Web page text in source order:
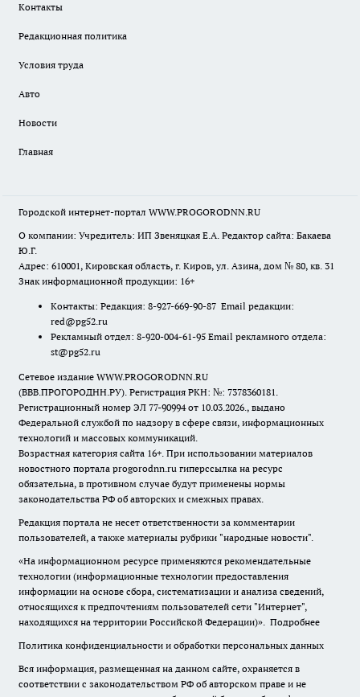
Контакты
Редакционная политика
Условия труда
Авто
Новости
Главная
Городской интернет-портал WWW.PROGORODNN.RU
О компании: Учредитель: ИП Звеняцкая Е.А. Редактор сайта: Бакаева
Ю.Г.
Адрес: 610001, Кировская область, г. Киров, ул. Азина, дом № 80, кв. 31
Знак информационной продукции: 16+
Контакты: Редакция: 8-927-669-90-87 Email редакции:
red@pg52.ru
Рекламный отдел: 8-920-004-61-95 Email рекламного отдела:
st@pg52.ru
Сетевое издание WWW.PROGORODNN.RU
(ВВВ.ПРОГОРОДНН.РУ). Регистрация РКН: №: 7378360181.
Регистрационный номер ЭЛ 77-90994 от 10.03.2026., выдано
Федеральной службой по надзору в сфере связи, информационных
технологий и массовых коммуникаций.
Возрастная категория сайта 16+. При использовании материалов
новостного портала progorodnn.ru гиперссылка на ресурс
обязательна, в противном случае будут применены нормы
законодательства РФ об авторских и смежных правах.
Редакция портала не несет ответственности за комментарии
пользователей, а также материалы рубрики "народные новости".
«На информационном ресурсе применяются рекомендательные
технологии (информационные технологии предоставления
информации на основе сбора, систематизации и анализа сведений,
относящихся к предпочтениям пользователей сети "Интернет",
находящихся на территории Российской Федерации)». Подробнее
Политика конфиденциальности и обработки персональных данных
Вся информация, размещенная на данном сайте, охраняется в
соответствии с законодательством РФ об авторском праве и не